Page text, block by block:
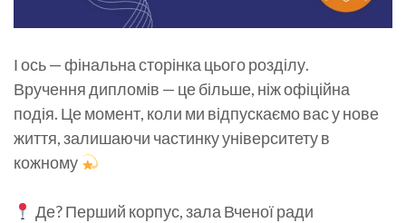
І ось — фінальна сторінка цього розділу.
Вручення дипломів — це більше, ніж офіційна
подія. Це момент, коли ми відпускаємо вас у нове
життя, залишаючи частинку університету в
кожному
Де? Перший корпус, зала Вченої ради